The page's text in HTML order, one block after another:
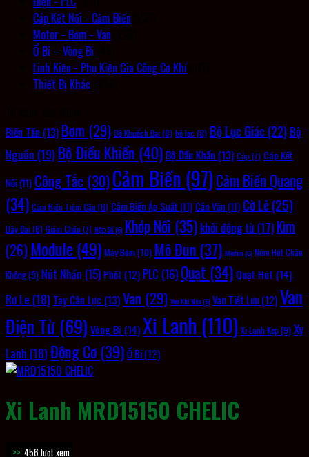
Cáp Kết Nối - Cảm Biến
Motor - Bơm - Van
Ổ Bi – Vòng Bi
Linh Kiện - Phụ Kiện Gia Công Cơ Khí
Thiết Bị Khác
Biến Tần (13) Bơm (29) Bộ Khuếch Đại (8) bộ lọc (8) Bộ Lục Giác (22) Bộ
Nguồn (19) Bộ Điều Khiển (40) Bộ Đầu Khẩu (13) Cáp (7) Cáp Kết
Nối(11) Công Tắc (30)Cảm Biến (97)Cảm Biến Quang
(34) Cảm Biến Tiệm Cận (8) Cảm Biến Áp Suất (11) Cần Vặn (11) Cờ Lê (25)
Dây Đai (8) Giảm Chấn (7) Hộp Số(6) Khớp Nối (35) khởi động từ (17) Kìm
(26) Module (49) Máy Bơm(10) Mô Đun (37) Môđun(6) Núm Hút Chân
Không(9) Nút Nhấn (15) Phốt (12) PLC (16) Quạt (34) Quạt Hút (14)
Rơ Le (18) Tay Cân Lực (13)Van (29) Van Khí Nén(6) Van Tiết Lưu (12)Van
Điện Từ (69) Vòng Bi (14)Xi Lanh (110) Xi Lanh Kẹp (9) Xy
Lanh (18)Động Cơ (39)Ổ Bi(12)
Xi Lanh MRD15150 CHELIC
456 lượt xem